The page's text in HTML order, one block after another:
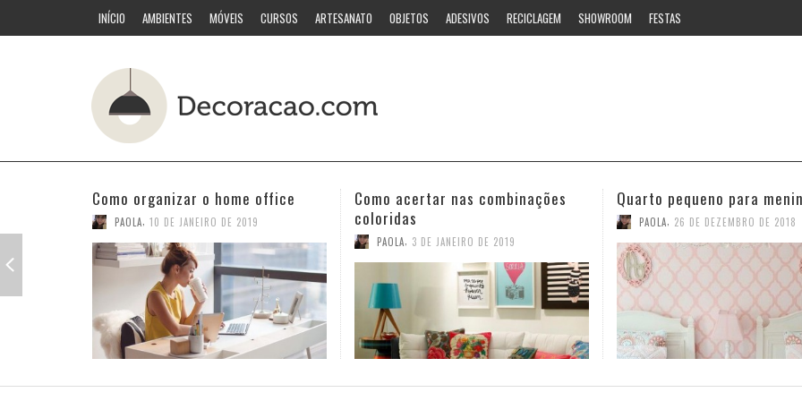
INÍCIO AMBIENTES MÓVEIS CURSOS ARTESANATO OBJETOS ADESIVOS RECICLAGEM SHOWROOM FESTAS
Como acertar nas combinações
coloridas
PAOLA, 3 DE JANEIRO DE 2019
Quarto pequeno para meninas
PAOLA, 26 DE DEZEMBRO DE 2018
Ideias estilosas para o
PAOLA 12 DE NOVEMBRO DE 2018